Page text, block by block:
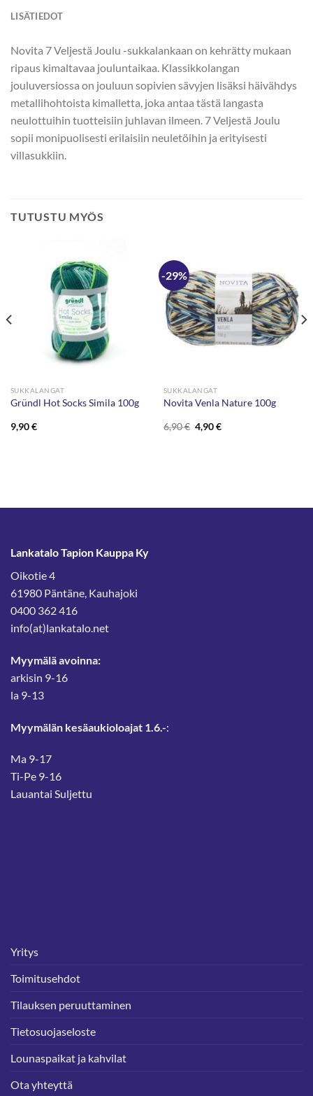
LISÄTIEDOT
Novita 7 Veljestä Joulu -sukkalankaan on kehrätty mukaan
ripaus kimaltavaa jouluntaikaa. Klassikkolangan
jouluversiossa on jouluun sopivien sävyjen lisäksi häivähdys
metallihohtoista kimalletta, joka antaa tästä langasta
neulottuihin tuotteisiin juhlavan ilmeen. 7 Veljestä Joulu
sopii monipuolisesti erilaisiin neuletöihin ja erityisesti
villasukkiin.
TUTUSTU MYÖS
SUKKALANGAT
Gründl Hot Socks Simila 100g
9,90€
-29%
SUKKALANGAT
Novita Venla Nature 100g
6,90€ Alkuperäinen
hinta
4,90€Nykyinen
Lankatalo Tapion Kauppa Ky
Oikotie 4
61980 Päntäne, Kauhajoki
0400 362 416
info(at)lankatalo.net
Myymälä avoinna:
arkisin 9-16
la 9-13
Myymälän kesäaukioloajat 1.6.-:
Ma 9-17
Ti-Pe 9-16
Lauantai Suljettu
Yritys
Toimitusehdot
Tilauksen peruuttaminen
Tietosuojaseloste
Lounaspaikat ja kahvilat
Ota yhteyttä